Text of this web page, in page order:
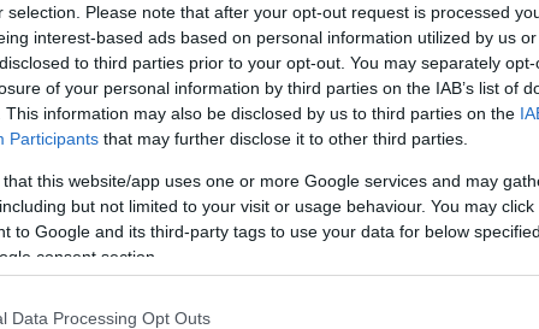
selection. Please note that after your opt-out request is processed
interest-based ads based on personal information utilized by us
to third parties prior to your opt-out. You may separately
of your personal information by third parties on the IAB’s list of
This information may also be disclosed by us to third parties on the
Participants that may further disclose it to other third parties.
that this website/app uses one or more Google services and may
but not limited to your visit or usage behaviour. You may
to Google and its third-party tags to use your data for below
consent section.
Data Processing Opt Outs